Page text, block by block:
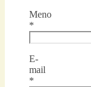
Meno
*
E-
mail
*